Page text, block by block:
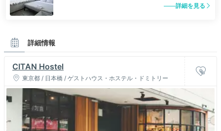
詳細を見る
詳細情報
CITAN Hostel
東京都 / 日本橋 / ゲストハウス・ホステル・ドミトリー